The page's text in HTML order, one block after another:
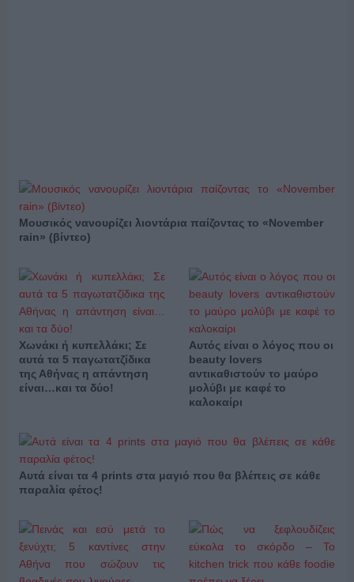
Μουσικός νανουρίζει λιοντάρια παίζοντας το «November
rain» (βίντεο)
Χωνάκι ή κυπελλάκι; Σε
αυτά τα 5 παγωτατζίδικα
της Αθήνας η απάντηση
είναι…και τα δύο!
Αυτός είναι ο λόγος που οι
beauty lovers
αντικαθιστούν το μαύρο
μολύβι με καφέ το
καλοκαίρι
Αυτά είναι τα 4 prints στα μαγιό που θα βλέπεις σε κάθε
παραλία φέτος!